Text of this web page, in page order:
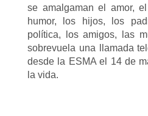
se amalgaman el amor,
humor, los hijos, los
política, los amigos, las
sobrevuela una llamada
desde la ESMA el 14 de
la vida.